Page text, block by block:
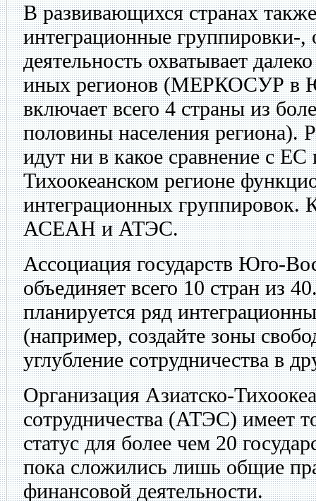
В развивающихся странах
интеграционные группировки-,
деятельность охватывает
иных регионов (МЕРКОСУР в
включает всего 4 страны из
половины населения региона).
идут ни в какое сравнение с
Тихоокеанском регионе
интеграционных группировок.
АСЕАН и АТЭС.
Ассоциация государств Юго-
объединяет всего 10 стран из
планируется ряд
(например, создайте зоны
углубление сотрудничества в
Организация Азиатско-
сотрудничества (АТЭС) имеет
статус для более чем 20
пока сложились лишь общие
финансовой деятельности.